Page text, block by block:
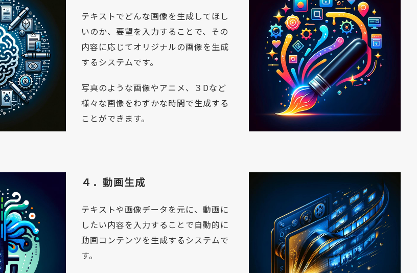
テキストでどんな画像を生成してほし
いのか、要望を入力することで、その
内容に応じてオリジナルの画像を生成
するシステムです。
写真のような画像やアニメ、３Dなど
様々な画像をわずかな時間で生成する
ことができます。
４．動画生成
テキストや画像データを元に、動画に
したい内容を入力することで自動的に
動画コンテンツを生成するシステムで
す。